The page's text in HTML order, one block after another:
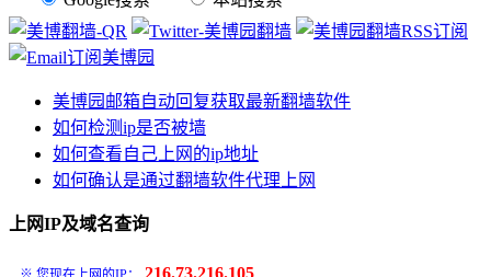
美博园邮箱自动回复获取最新翻墙软件
如何检测ip是否被墙
如何查看自己上网的ip地址
如何确认是通过翻墙软件代理上网
上网IP及域名查询